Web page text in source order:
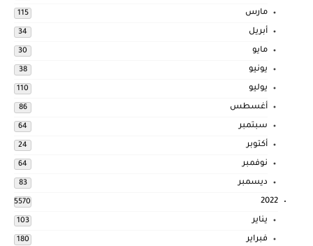
مارس 115
أبريل 34
مايو 30
يونيو 38
يوليو 110
أغسطس 86
سبتمبر 64
أكتوبر 24
نوفمبر 64
ديسمبر 83
2022
5570
يناير 103
فبراير 180